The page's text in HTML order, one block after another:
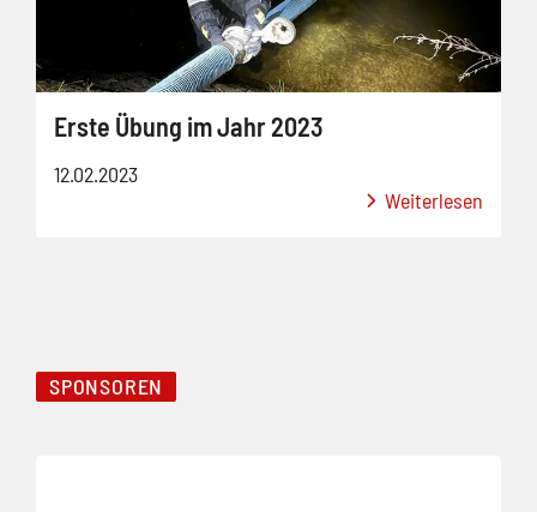
Erste Übung im Jahr 2023
12.02.2023
Weiterlesen
SPONSOREN